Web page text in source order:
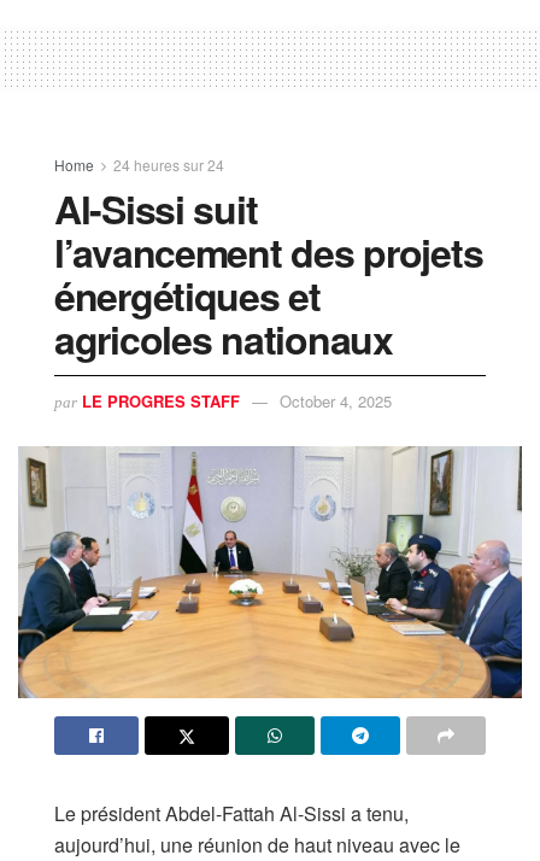
Home 24 heures sur 24
Al-Sissi suit
l’avancement des projets
énergétiques et
agricoles nationaux
par LE PROGRES STAFF October 4, 2025
Le président Abdel-Fattah Al-Sissi a tenu,
aujourd’hui, une réunion de haut niveau avec le